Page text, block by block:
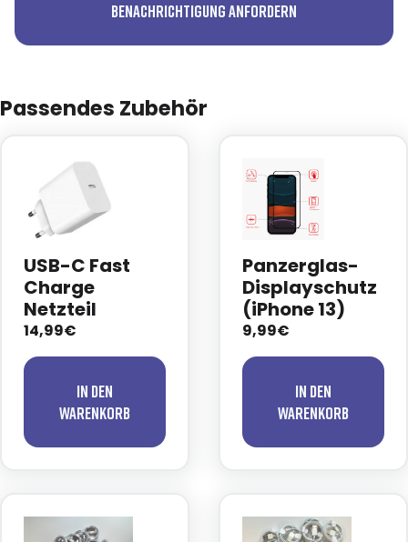
Benachrichtigung anfordern
Passendes Zubehör
USB-C Fast
Charge
Netzteil
14,99€
In den
Warenkorb
Panzerglas-
Displayschutz
(iPhone 13)
9,99€
In den
Warenkorb